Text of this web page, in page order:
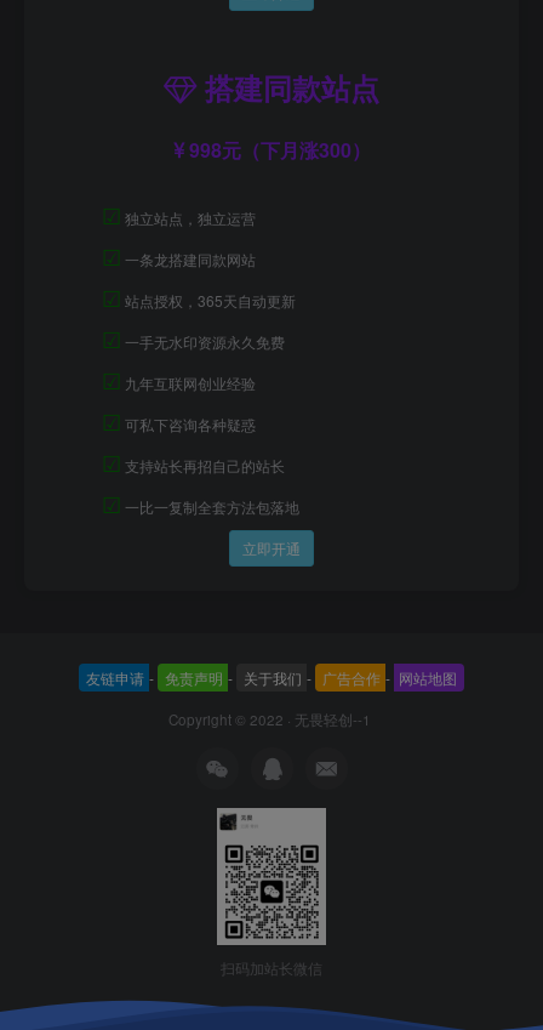
搭建同款站点
998元（下月涨300）
☑ 独立站点，独立运营
☑ 一条龙搭建同款网站
☑ 站点授权，365天自动更新
☑ 一手无水印资源永久免费
☑ 九年互联网创业经验
☑ 可私下咨询各种疑惑
☑ 支持站长再招自己的站长
☑ 一比一复制全套方法包落地
立即开通
友链申请 - 免责声明 - 关于我们 - 广告合作 - 网站地图
Copyright © 2022 · 无畏轻创--1
扫码加站长微信